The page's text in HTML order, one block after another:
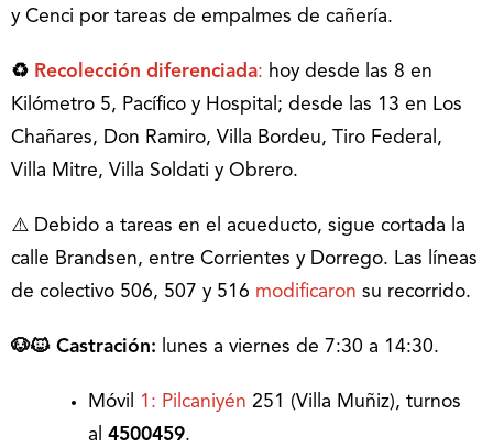
y Cenci por tareas de empalmes de cañería.
♻ Recolección diferenciada: hoy desde las 8 en
Kilómetro 5, Pacífico y Hospital; desde las 13 en Los
Chañares, Don Ramiro, Villa Bordeu, Tiro Federal,
Villa Mitre, Villa Soldati y Obrero.
⚠️ Debido a tareas en el acueducto, sigue cortada la
calle Brandsen, entre Corrientes y Dorrego. Las líneas
de colectivo 506, 507 y 516 modificaron su recorrido.
🐶🐱 Castración: lunes a viernes de 7:30 a 14:30.
Móvil 1: Pilcaniyén 251 (Villa Muñiz), turnos
al 4500459.